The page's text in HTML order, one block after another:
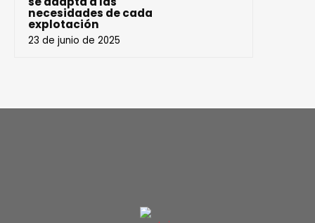
necesidades de cada
explotación
23 de junio de 2025